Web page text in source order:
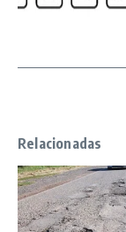
Relacionadas